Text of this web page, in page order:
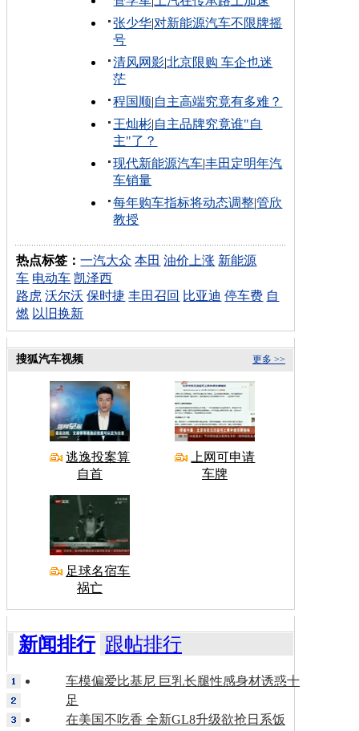
张少华|对新能源汽车不限牌摇
号
清风网影|北京限购 车企也迷
茫
程国顺|自主高端究竟有多难？
王灿彬|自主品牌究竟谁"自
主"了？
现代新能源汽车|丰田定明年汽
车销量
每年购车指标将动态调整|管欣
教授
热点标签：一汽大众 本田 油价上涨 新能源
车 电动车 凯泽西
路虎 沃尔沃 保时捷 丰田召回 比亚迪 停车费 自
燃 以旧换新
更多 >>
搜狐汽车视频
逃逸投案算
自首
上网可申请
车牌
足球名宿车
祸亡
新闻排行 跟帖排行
车模偏爱比基尼 巨乳长腿性感身材诱惑十
足
在美国不吃香 全新GL8升级欲抢日系饭